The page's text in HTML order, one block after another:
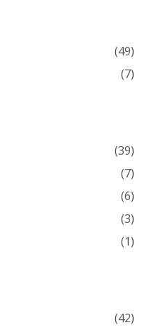
(49)
(7)
(39)
(7)
(6)
(3)
(1)
(42)